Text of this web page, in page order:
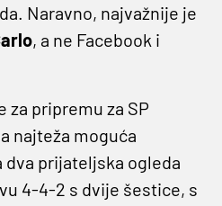
Naravno, najvažnije je
, a ne Facebook i
za pripremu za SP
najteža moguća
prijateljska ogleda
4-4-2 s dvije šestice, s